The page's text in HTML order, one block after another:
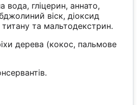
гліцерин, аннато,
віск, діоксид
та мальтодекстрин.
дерева (кокос, пальмове